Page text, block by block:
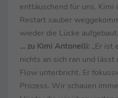
enttäuschend für uns.
Restart sauber
wieder die Lücke
… zu Kimi Antonelli: „Er ist
nichts an sich ran und lässt
Flow unterbricht. Er
Prozess. Wir schauen